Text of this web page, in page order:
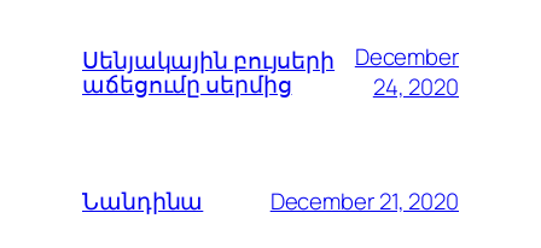
Սենյակային բույսերի
աճեցումը սերմից
December
24, 2020
Նանդինա December 21, 2020